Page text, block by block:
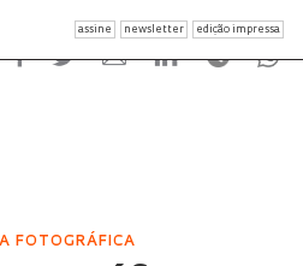
assine newsletter edição impressa
FOTOGRÁFICA